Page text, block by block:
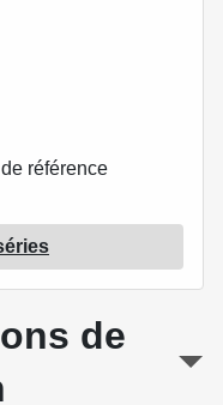
référence
Star Wars)
de